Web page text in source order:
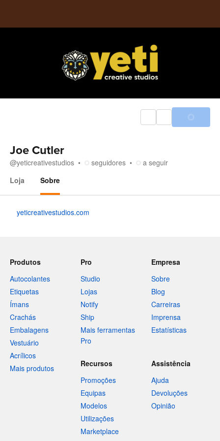
Joe Cutler
@yeticreativestudios seguidores
a seguir
Loja
Sobre
yeticreativestudios.com
Produtos
Autocolantes
Etiquetas
Ímans
Crachás
Embalagens
Vestuário
Acrílicos
Mais produtos
Pro
Studio
Lojas
Notify
Ship
Mais ferramentas
Pro
Empresa
Sobre
Blog
Carreiras
Imprensa
Estatísticas
Recursos
Promoções
Equipas
Modelos
Utilizações
Marketplace
Assistência
Ajuda
Devoluções
Opinião